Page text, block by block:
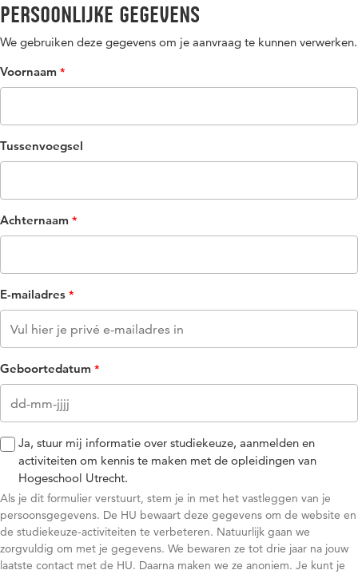
Persoonlijke gegevens
We gebruiken deze gegevens om je aanvraag te kunnen verwerken.
Voornaam
Tussenvoegsel
Achternaam
E-mailadres
Geboortedatum
Ja, stuur mij informatie over studiekeuze, aanmelden en
activiteiten om kennis te maken met de opleidingen van
Hogeschool Utrecht.
Als je dit formulier verstuurt, stem je in met het vastleggen van je
persoonsgegevens. De HU bewaart deze gegevens om de website en
de studiekeuze-activiteiten te verbeteren. Natuurlijk gaan we
zorgvuldig om met je gegevens. We bewaren ze tot drie jaar na jouw
laatste contact met de HU. Daarna maken we ze anoniem. Je kunt je